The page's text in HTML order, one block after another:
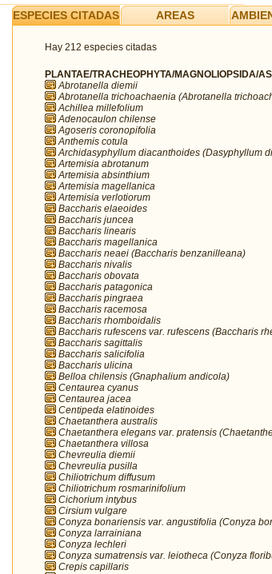
ESPECIES CITADAS AREAS
Hay 212 especies citadas
PLANTAE/TRACHEOPHYTA/MAGNOLIOPSIDA/
Abrotanella diemii
Abrotanella trichoachaenia (Abrotanella
Achillea millefolium
Adenocaulon chilense
Agoseris coronopifolia
Anthemis cotula
Archidasyphyllum diacanthoides (Dasyphyllum
Artemisia abrotanum
Artemisia absinthium
Artemisia magellanica
Artemisia verlotiorum
Baccharis elaeoides
Baccharis juncea
Baccharis linearis
Baccharis magellanica
Baccharis neaei (Baccharis benzanilleana)
Baccharis nivalis
Baccharis obovata
Baccharis patagonica
Baccharis pingraea
Baccharis racemosa
Baccharis rhomboidalis
Baccharis rufescens var. rufescens (Baccharis
Baccharis sagittalis
Baccharis salicifolia
Baccharis ulicina
Belloa chilensis (Gnaphalium andicola)
Centaurea cyanus
Centaurea jacea
Centipeda elatinoides
Chaetanthera australis
Chaetanthera elegans var. pratensis
Chaetanthera villosa
Chevreulia diemii
Chevreulia pusilla
Chiliotrichum diffusum
Chiliotrichum rosmarinifolium
Cichorium intybus
Cirsium vulgare
Conyza bonariensis var. angustifolia (Conyza
Conyza larrainiana
Conyza lechleri
Conyza sumatrensis var. leiotheca (Conyza
Crepis capillaris